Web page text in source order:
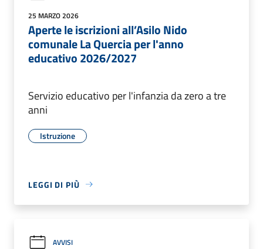
25 MARZO 2026
Aperte le iscrizioni all’Asilo Nido
comunale La Quercia per l'anno
educativo 2026/2027
Servizio educativo per l'infanzia da zero a tre
anni
Istruzione
LEGGI DI PIÙ
AVVISI